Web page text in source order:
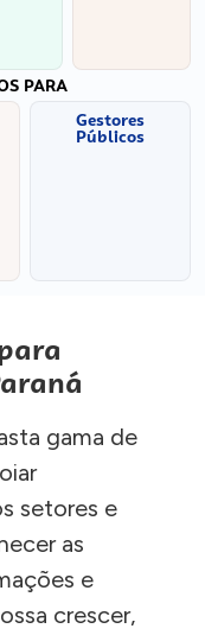
PARA
Gestores
Públicos
gama de
setores e
as
e
crescer,